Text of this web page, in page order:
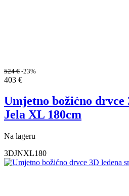
524€ -23%
403 €
Umjetno božićno drvce
Jela XL 180cm
Na lageru
3DJNXL180